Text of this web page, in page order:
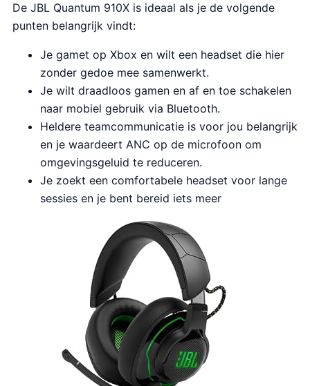
De JBL Quantum 910X is ideaal als je de volgende
punten belangrijk vindt:
Je gamet op Xbox en wilt een headset die hier
zonder gedoe mee samenwerkt.
Je wilt draadloos gamen en af en toe schakelen
naar mobiel gebruik via Bluetooth.
Heldere teamcommunicatie is voor jou belangrijk
en je waardeert ANC op de microfoon om
omgevingsgeluid te reduceren.
Je zoekt een comfortabele headset voor lange
sessies en je bent bereid iets meer